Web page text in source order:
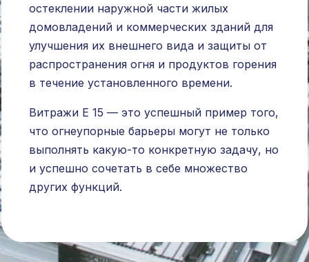
остеклении наружной части жилых
домовладений и коммерческих зданий для
улучшения их внешнего вида и защиты от
распространения огня и продуктов горения
в течение установленного времени.
Витражи Е 15 — это успешный пример того,
что огнеупорные барьеры могут не только
выполнять какую-то конкретную задачу, но
и успешно сочетать в себе множество
других функций.